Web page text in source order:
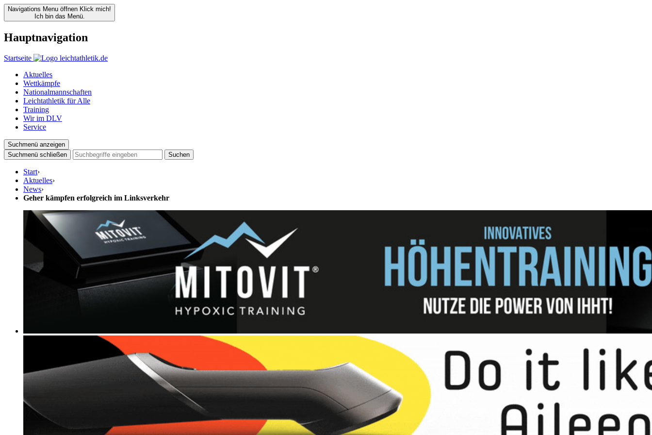
Navigations Menu öffnen Klick mich!
Ich bin das Menü.
Hauptnavigation
Startseite
Aktuelles
Wettkämpfe
Nationalmannschaften
Leichtathletik für Alle
Training
Wir im DLV
Service
Suchmenü anzeigen
Suchmenü schließen
Suchen
Start›
Aktuelles›
News›
Geher kämpfen erfolgreich im Linksverkehr